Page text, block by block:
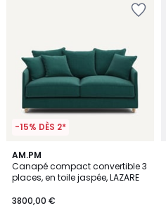
-15% DÈS 2*
AM.PM
Canapé compact convertible 3
places, en toile jaspée, LAZARE
3800,00 €
3
Couleurs